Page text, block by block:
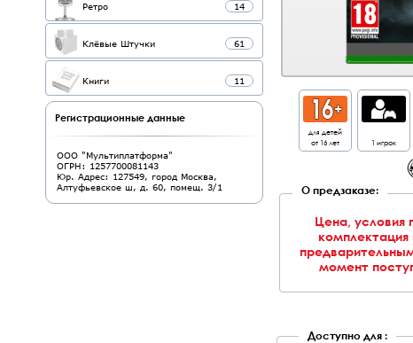
Ретро 14
Клёвые Штучки 61
Книги 11
Регистрационные данные
ООО "Мультиплатформа"
ОГРН: 1257700081143
Юр. Адрес: 127549, город Москва,
Алтуфьевское ш, д. 60, помещ. 3/1
для детей
от 16 лет
1 игрок
О предзаказе:
Цена, условия
момент
Доступно для :